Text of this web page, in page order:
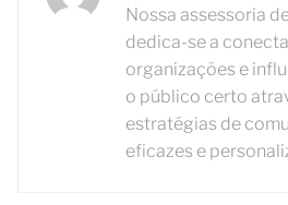
Nossa assessoria
dedica-se a
organizações e
o público certo
estratégias de
eficazes e